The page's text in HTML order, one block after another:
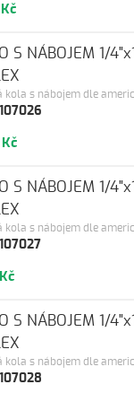
kola s nábojem dle
S NÁBOJEM 1/
kola s nábojem dle
S NÁBOJEM 1/
kola s nábojem dle
S NÁBOJEM 1/